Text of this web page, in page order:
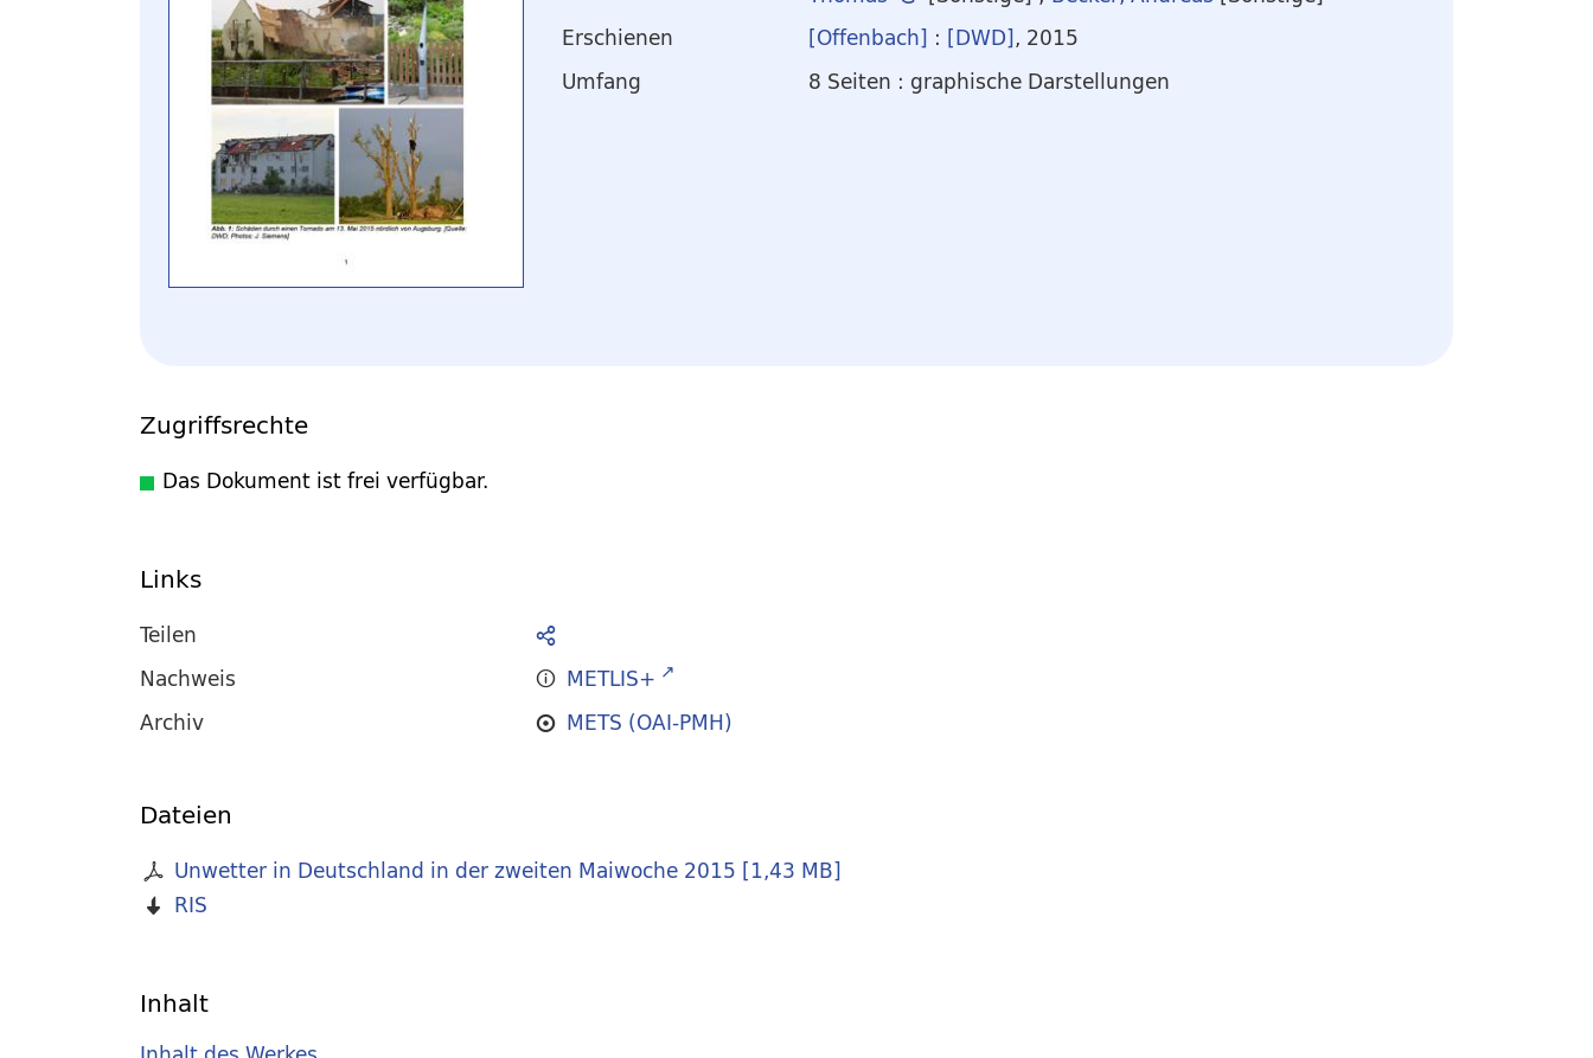
Erschienen
[Offenbach] : [DWD], 2015
Umfang
8 Seiten : graphische Darstellungen
Zugriffsrechte
Das Dokument ist frei verfügbar.
Links
Teilen
Nachweis
METLIS+
Archiv
METS (OAI-PMH)
Dateien
Unwetter in Deutschland in der zweiten Maiwoche 2015 [1,43 MB]
RIS
Inhalt